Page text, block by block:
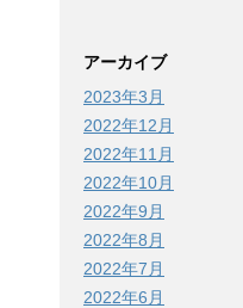
アーカイブ
2023年3月
2022年12月
2022年11月
2022年10月
2022年9月
2022年8月
2022年7月
2022年6月